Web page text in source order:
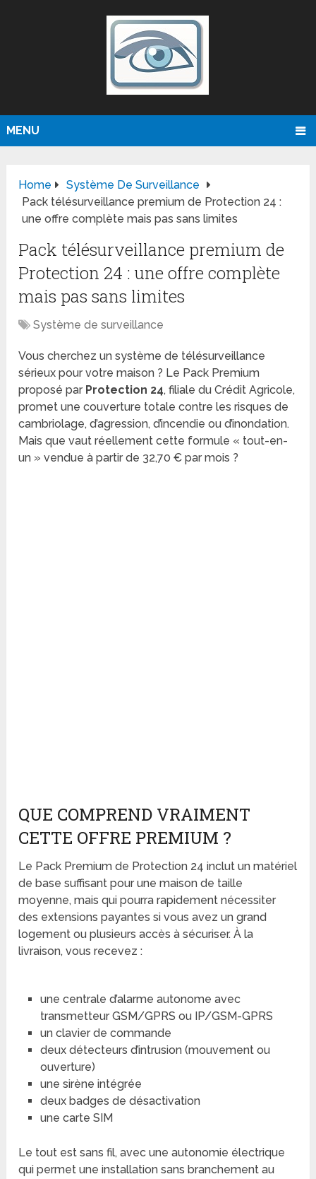
MENU
Home
Système De Surveillance
Pack télésurveillance premium de Protection 24 :
une offre complète mais pas sans limites
Pack télésurveillance premium de
Protection 24 : une offre complète
mais pas sans limites
Système de surveillance
Vous cherchez un système de télésurveillance
sérieux pour votre maison ? Le Pack Premium
proposé par Protection 24, filiale du Crédit Agricole,
promet une couverture totale contre les risques de
cambriolage, d’agression, d’incendie ou d’inondation.
Mais que vaut réellement cette formule « tout-en-
un » vendue à partir de 32,70 € par mois ?
QUE COMPREND VRAIMENT
CETTE OFFRE PREMIUM ?
Le Pack Premium de Protection 24 inclut un matériel
de base suffisant pour une maison de taille
moyenne, mais qui pourra rapidement nécessiter
des extensions payantes si vous avez un grand
logement ou plusieurs accès à sécuriser. À la
livraison, vous recevez :
une centrale d’alarme autonome avec
transmetteur GSM/GPRS ou IP/GSM-GPRS
un clavier de commande
deux détecteurs d’intrusion (mouvement ou
ouverture)
une sirène intégrée
deux badges de désactivation
une carte SIM
Le tout est sans fil, avec une autonomie électrique
qui permet une installation sans branchement au